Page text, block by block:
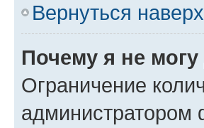
Вернуться наверх
Почему я не
Ограничение
администратором